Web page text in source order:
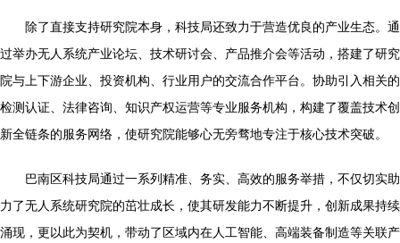
除了直接支持研究院本身，科技局还致力于营造优良的产业生态。通
过举办无人系统产业论坛、技术研讨会、产品推介会等活动，搭建了研究
院与上下游企业、投资机构、行业用户的交流合作平台。协助引入相关的
检测认证、法律咨询、知识产权运营等专业服务机构，构建了覆盖技术创
新全链条的服务网络，使研究院能够心无旁骛地专注于核心技术突破。
巴南区科技局通过一系列精准、务实、高效的服务举措，不仅切实助
力了无人系统研究院的茁壮成长，使其研发能力不断提升，创新成果持续
涌现，更以此为契机，带动了区域内在人工智能、高端装备制造等关联产